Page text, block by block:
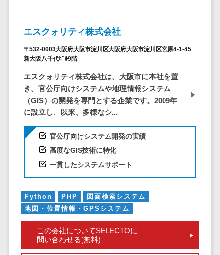
遠隔サポートツール>
コールセンター代行サービス>
通話録音・解析システム>
チャットボット> FAQシステム>
コミュニケーション
共有）>
ファイル転送サービス>
会議効率化ツール>
ナレッジ共有ツール>
バーチャルオフィスツール>
ビジネスチャット>
オンラインア
シスタント
ステム
販売管理シス
テム
SFAツール
DX（SFA/MA）
遠隔接客ツー
オンライン商
談ツール
セールスイネ
ーブルメントツ
ール
エスクォリティ株式会社
〒532-0003大阪府大阪市淀川区大阪府大阪市淀川区宮原4-1-45
新大阪八千代ﾋﾞﾙ9階
エスクォリティ株式会社は、大阪市に本社を置
き、官公庁向けシステムや地理情報システム
（GIS）の開発を専門とする企業です。2009年
に設立し、以来、多様なシ...
官公庁向けシステム開発の実績
高度なGIS技術に特化
一貫したシステムサポート
Python PHP
図面検索システム
地図・位置情報・GPSシステム
この会社についてSELECTOに
問い合わせる(無料)